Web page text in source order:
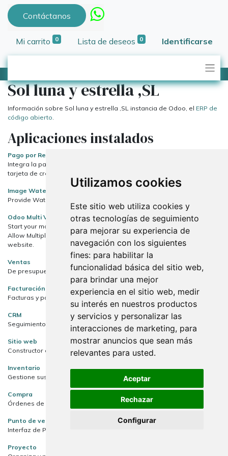
Utilizamos cookies
Este sitio web utiliza cookies y
otras tecnologías de seguimiento
para mejorar su experiencia de
navegación con los siguientes
fines: para habilitar la
funcionalidad básica del sitio web,
para brindar una mejor
experiencia en el sitio web, medir
su interés en nuestros productos
y servicios y personalizar las
interacciones de marketing, para
mostrar anuncios que sean más
relevantes para usted.
Aceptar
Rechazar
Configurar
Contáctanos
Mi carrito 0 Lista de deseos 0 Identificarse
Sol luna y estrella ,SL
Información sobre Sol luna y estrella ,SL instancia de Odoo, el ERP de
código abierto.
Aplicaciones instalados
Pago por Redsys / Bizum
Integra la pasarela de pagos de redsys en tu Odoo para pagos con
tarjeta de crédito / débito y Bizum
Image Watermarker
Provide Watermark image for Odoo Website Image.
Odoo Multi Vendor Marketplace
Start your marketplace in odoo with Odoo Multi-Vendor Marketplace.
Allow Multiple sellers to sell their products on your marketplace
website.
Ventas
De presupuestos a facturas
Facturación
Facturas y pagos
CRM
Seguimiento de clientes potenciales y oportunidades próximas
Sitio web
Constructor de sitio web empresarial
Inventario
Gestione sus actividades de stock y logística.
Compra
Órdenes de compra, licitaciones y acuerdos.
Punto de venta
Interfaz de PdV amigable para usuarios para tiendas y restaurantes
Proyecto